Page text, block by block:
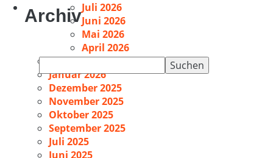
Suchen
nach:
ArchivJuli 2026
Juni 2026
Mai 2026
April 2026
Februar 2026
Januar 2026
Dezember 2025
November 2025
Oktober 2025
September 2025
Juli 2025
Juni 2025